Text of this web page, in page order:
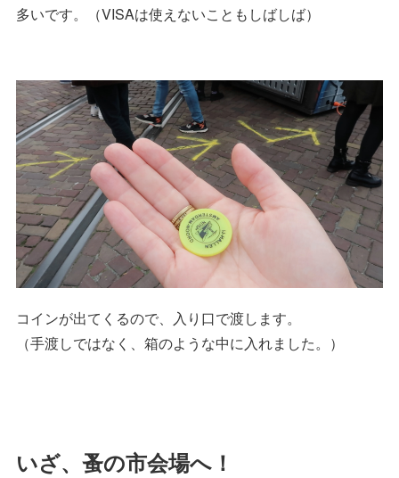
多いです。（VISAは使えないこともしばしば）
コインが出てくるので、入り口で渡します。
（手渡しではなく、箱のような中に入れました。）
いざ、蚤の市会場へ！